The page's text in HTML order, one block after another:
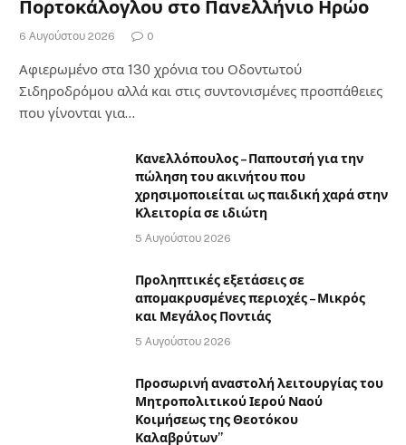
Πορτοκάλογλου στο Πανελλήνιο Ηρώο
6 Αυγούστου 2026 0
Αφιερωμένο στα 130 χρόνια του Οδοντωτού
Σιδηροδρόμου αλλά και στις συντονισμένες προσπάθειες
που γίνονται για…
Κανελλόπουλος – Παπουτσή για την
πώληση του ακινήτου που
χρησιμοποιείται ως παιδική χαρά στην
Κλειτορία σε ιδιώτη
5 Αυγούστου 2026
Προληπτικές εξετάσεις σε
απομακρυσμένες περιοχές – Μικρός
και Μεγάλος Ποντιάς
5 Αυγούστου 2026
Προσωρινή αναστολή λειτουργίας του
Μητροπολιτικού Ιερού Ναού
Κοιμήσεως της Θεοτόκου
Καλαβρύτων”